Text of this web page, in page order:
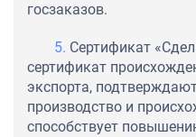
госзаказов.
Сертификат
сертификат
экспорта,
производство и
способствует